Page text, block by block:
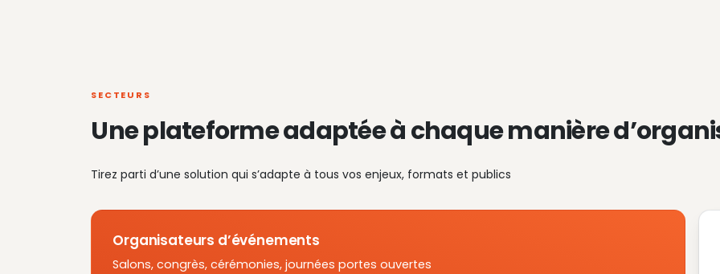
SECTEURS
Une plateforme adaptée à chaque manière
Tirez parti d’une solution qui s’adapte à tous vos enjeux, formats et publics
Organisateurs d’événements
Salons, congrès, cérémonies, journées portes ouvertes